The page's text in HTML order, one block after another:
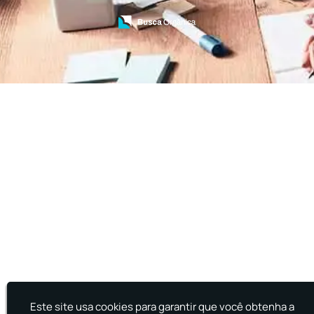
Treinamento de Brigada
Treinamento de Brigada de Emergência
Treinamento de Brigada de Incêndio
Treinamento de Brigada de Incêndio Valor
Treinamento de Brigadista de Incêndio
Treinamento de Combate a Incêndio NR 23
Este site usa cookies para garantir que você obtenha a